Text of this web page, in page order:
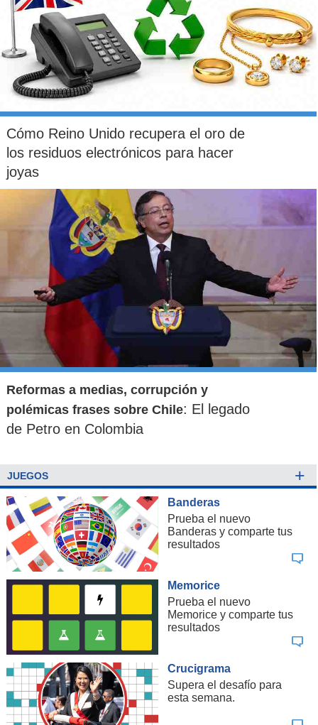
Cómo Reino Unido recupera el oro de
los residuos electrónicos para hacer
joyas
Reformas a medias, corrupción y
polémicas frases sobre Chile: El legado
de Petro en Colombia
JUEGOS +
Banderas
Prueba el nuevo
Banderas y comparte tus
resultados
Memorice
Prueba el nuevo
Memorice y comparte tus
resultados
Crucigrama
Supera el desafío para
esta semana.